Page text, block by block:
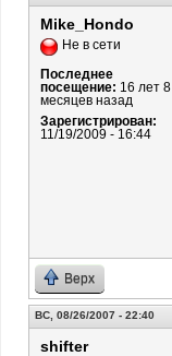
Mike_Hondo
Не в сети
Последнее
посещение: 16 лет 8
месяцев назад
Зарегистрирован:
11/19/2009 - 16:44
Верх
ВС, 08/26/2007 - 22:40
shifter